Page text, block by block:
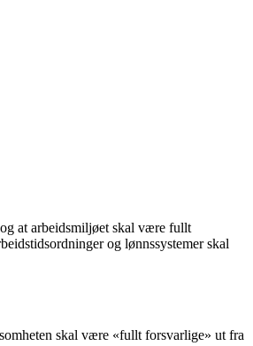
at arbeidsmiljøet skal være fullt
og lønnssystemer skal
skal være «fullt forsvarlige» ut fra